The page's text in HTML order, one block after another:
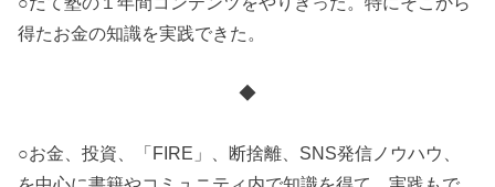
得たお金の知識を実践できた。
◆
○お金、投資、「FIRE」、断捨離、SNS発信ノウハウ、